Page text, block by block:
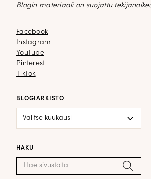
Blogin materiaali on suojattu
Facebook
Facebook
Instagram
Instagram
YouTube
YouTube
Pinterest
Pinterest
TikTok
TikTok
BLOGIARKISTO
HAKU
Haku: Hae